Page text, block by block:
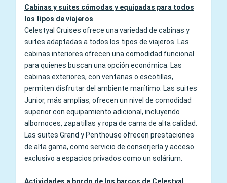
Cabinas y suites cómodas y equipadas para todos
los tipos de viajeros
Celestyal Cruises ofrece una variedad de cabinas y
suites adaptadas a todos los tipos de viajeros. Las
cabinas interiores ofrecen una comodidad funcional
para quienes buscan una opción económica. Las
cabinas exteriores, con ventanas o escotillas,
permiten disfrutar del ambiente marítimo. Las suites
Junior, más amplias, ofrecen un nivel de comodidad
superior con equipamiento adicional, incluyendo
albornoces, zapatillas y ropa de cama de alta calidad.
Las suites Grand y Penthouse ofrecen prestaciones
de alta gama, como servicio de conserjería y acceso
exclusivo a espacios privados como un solárium.